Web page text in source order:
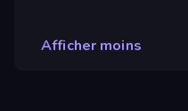
Afficher moins